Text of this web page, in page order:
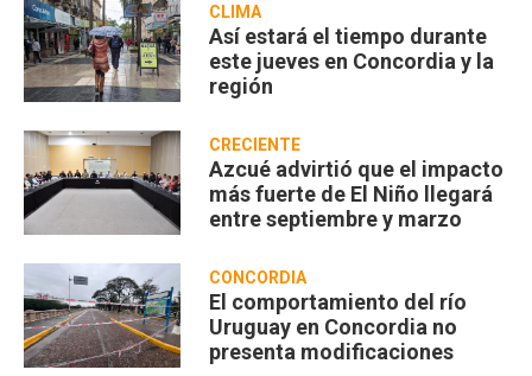
CLIMA
Así estará el tiempo durante
este jueves en Concordia y la
región
CRECIENTE
Azcué advirtió que el impacto
más fuerte de El Niño llegará
entre septiembre y marzo
CONCORDIA
El comportamiento del río
Uruguay en Concordia no
presenta modificaciones